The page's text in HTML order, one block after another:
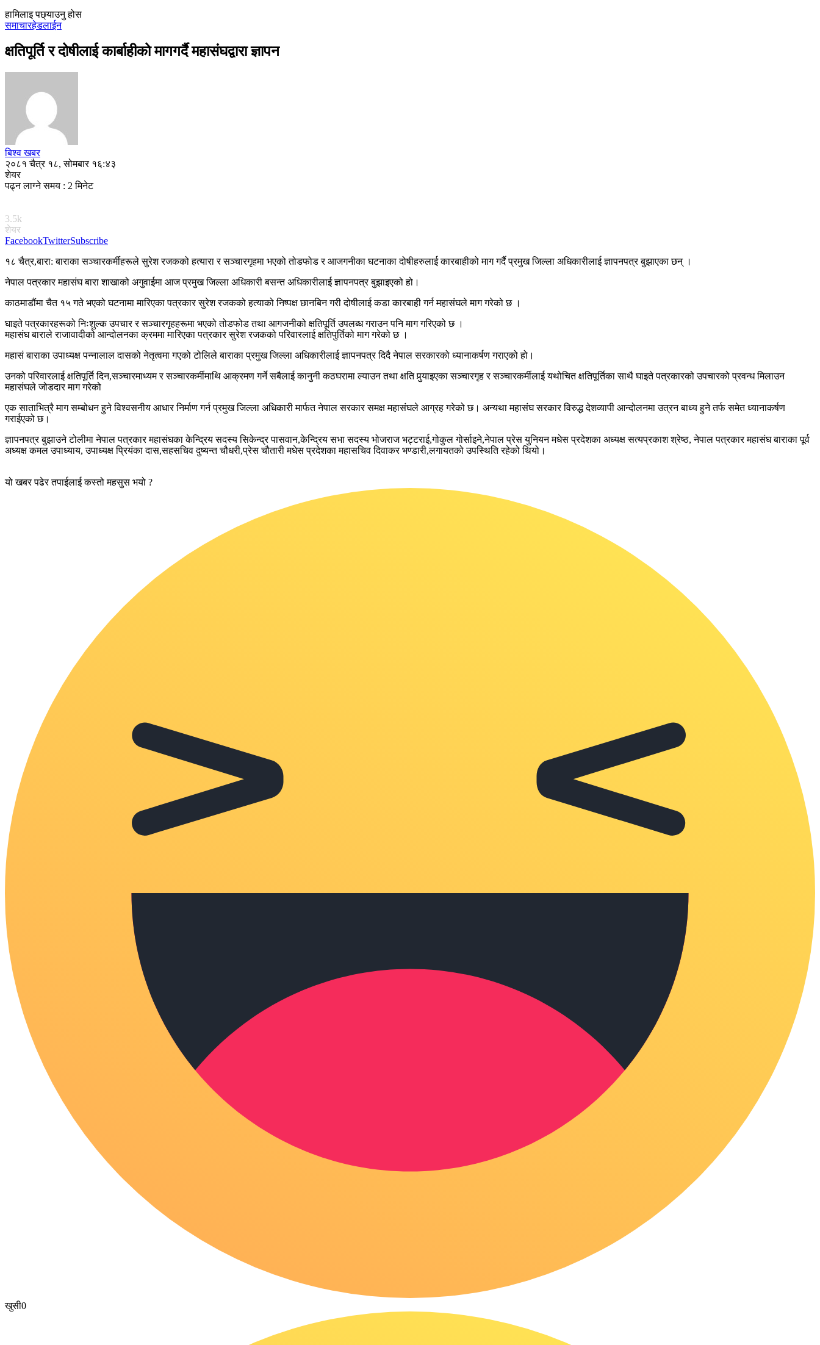
हामिलाइ पछ्याउनु होस
समाचारहेडलाईन
क्षतिपूर्ति र दोषीलाई कार्बाहीको मागगर्दै महासंघद्वारा ज्ञापन
बिश्व खबर
२०८१ चैत्र १८, सोमबार १६:४३
शेयर
पढ्न लाग्ने समय : 2 मिनेट
3.5k
शेयर
FacebookTwitterSubscribe
१८ चैत्र,बारा: बाराका सञ्चारकर्मीहरूले सुरेश रजकको हत्यारा र सञ्चारगृहमा भएको तोडफोड र आजगनीका घटनाका दोषीहरुलाई कारबाहीको माग गर्दै प्रमुख जिल्ला अधिकारीलाई ज्ञापनपत्र बुझाएका छन् ।
नेपाल पत्रकार महासंघ बारा शाखाको अगुवाईमा आज प्रमुख जिल्ला अधिकारी बसन्त अधिकारीलाई ज्ञापनपत्र बुझाइएको हो।
काठमाडौंमा चैत १५ गते भएको घटनामा मारिएका पत्रकार सुरेश रजकको हत्याको निष्पक्ष छानबिन गरी दोषीलाई कडा कारबाही गर्न महासंघले माग गरेको छ ।
घाइते पत्रकारहरूको निःशुल्क उपचार र सञ्चारगृहहरूमा भएको तोडफोड तथा आगजनीको क्षतिपूर्ति उपलब्ध गराउन पनि माग गरिएको छ ।
महासंघ बाराले राजावादीको आन्दोलनका क्रममा मारिएका पत्रकार सुरेश रजकको परिवारलाई क्षतिपुर्तिको माग गरेको छ ।
महासं बाराका उपाध्यक्ष पन्नालाल दासको नेतृत्वमा गएको टोलिले बाराका प्रमुख जिल्ला अधिकारीलाई ज्ञापनपत्र दिदै नेपाल सरकारको ध्यानाकर्षण गराएको हो।
उनको परिवारलाई क्षतिपूर्ति दिन,सञ्चारमाध्यम र सञ्चारकर्मीमाथि आक्रमण गर्ने सबैलाई कानुनी कठघरामा ल्याउन तथा क्षति पुर्‍याइएका सञ्चारगृह र सञ्चारकर्मीलाई यथोचित क्षतिपूर्तिका साथै घाइते पत्रकारको उपचारको प्रवन्ध मिलाउन
महासंघले जोडदार माग गरेको
एक साताभित्रै माग सम्बोधन हुने विश्वसनीय आधार निर्माण गर्न प्रमुख जिल्ला अधिकारी मार्फत नेपाल सरकार समक्ष महासंघले आग्रह गरेको छ। अन्यथा महासंघ सरकार विरुद्ध देशव्यापी आन्दोलनमा उत्रन बाध्य हुने तर्फ समेत ध्यानाकर्षण
गराईएको छ।
ज्ञापनपत्र बुझाउने टोलीमा नेपाल पत्रकार महासंघका केन्द्रिय सदस्य सिकेन्द्र पासवान,केन्द्रिय सभा सदस्य भोजराज भट्टराई,गोकुल गोर्साइने,नेपाल प्रेस युनियन मधेस प्रदेशका अध्यक्ष सत्यप्रकाश श्रेष्ठ, नेपाल पत्रकार महासंघ बाराका पूर्व
अध्यक्ष कमल उपाध्याय, उपाध्यक्ष प्रियंका दास,सहसचिव दुष्यन्त चौधरी,प्रेस चौतारी मधेस प्रदेशका महासचिव दिवाकर भण्डारी,लगायतको उपस्थिति रहेको थियो।
यो खबर पढेर तपाईलाई कस्तो महसुस भयो ?
खुसी0